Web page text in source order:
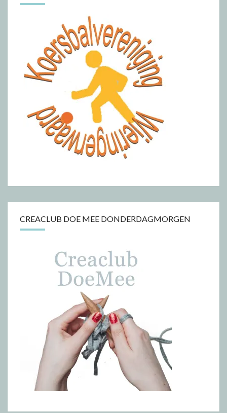
CREACLUB DOE MEE DONDERDAGMORGEN